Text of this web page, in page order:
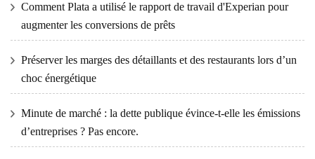
Comment Plata a utilisé le rapport de travail d'Experian pour
augmenter les conversions de prêts
Préserver les marges des détaillants et des restaurants lors d’un
choc énergétique
Minute de marché : la dette publique évince-t-elle les émissions
d’entreprises ? Pas encore.